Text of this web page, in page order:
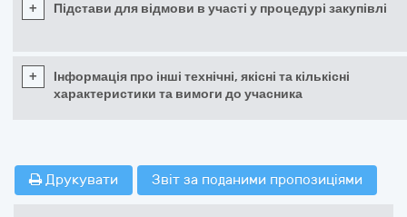
+ Підстави для відмови в участі у процедурі закупівлі
+
Інформація про інші технічні, якісні та кількісні
характеристики та вимоги до учасника
Друкувати Звіт за поданими пропозиціями